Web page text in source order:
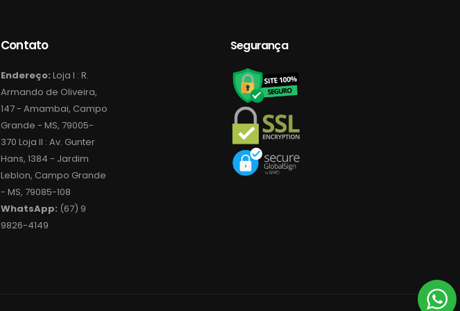
Contato
Endereço: Loja I : R.
Armando de Oliveira,
147 - Amambai, Campo
Grande - MS, 79005-
370 Loja II : Av. Gunter
Hans, 1384 - Jardim
Leblon, Campo Grande
- MS, 79085-108
WhatsApp: (67) 9
9826-4149
Segurança